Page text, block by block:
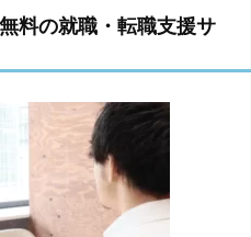
料の就職・転職支援サ